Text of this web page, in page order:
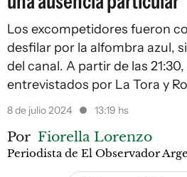
Los excompetidores fueron
desfilar por la alfombra azul,
del canal. A partir de las
entrevistados por La Tora y
8 de julio 2024 13:19 hs
Por Fiorella Lorenzo
Periodista de El Observador